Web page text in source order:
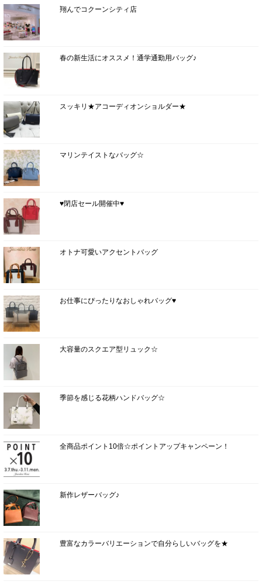
翔んでコクーンシティ店
春の新生活にオススメ！通学通勤用バッグ♪
スッキリ★アコーディオンショルダー★
マリンテイストなバッグ☆
♥閉店セール開催中♥
オトナ可愛いアクセントバッグ
お仕事にぴったりなおしゃれバッグ♥
大容量のスクエア型リュック☆
季節を感じる花柄ハンドバッグ☆
全商品ポイント10倍☆ポイントアップキャンペーン！
新作レザーバッグ♪
豊富なカラーバリエーションで自分らしいバッグを★